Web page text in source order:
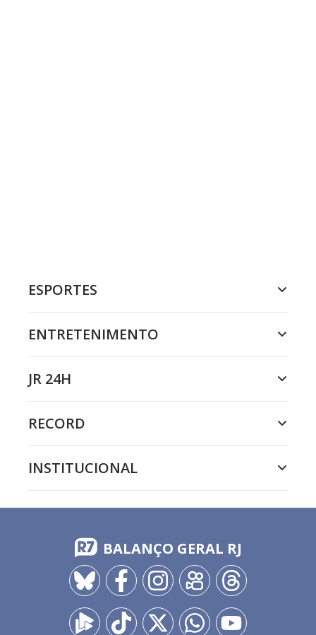
ESPORTES
ENTRETENIMENTO
JR 24H
RECORD
INSTITUCIONAL
BALANÇO GERAL RJ